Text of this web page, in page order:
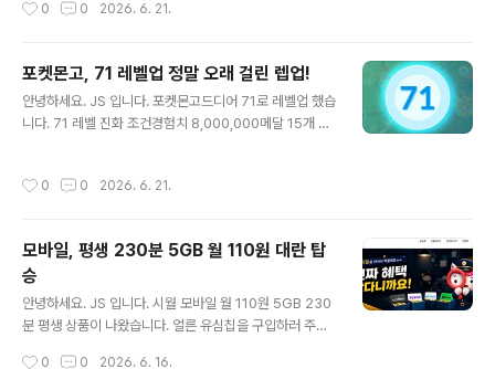
몬 프로모 카드를 수령하러 갔습니다.속초에 하나뿐이라
린지 도전하기 하시면 쉽게 진행이 가능합니다.운동 시작
증서 도착가장 중요한 챌린지 인증서 확인! 온라인 챌린지
성공 후 리워드 응모를 진행해야 합니다. 챌린지 리워드 유
저 코드 확인 후 응모 완료!오류 없이 완료되었습니다.차후
0 0 2026. 6. 21.
포켓몬고, 71 레벨업 정말 오래 걸린 렙업!
안녕하세요. JS 입니다. 포켓몬고드디어 71로 레벨업 했습
니다. 71 레벨 진화 조건경험치 8,000,000메달 15개 플
Nice 999회는 정말 어려웠습니다. 경험치는 충분 하지
니다. 72 레벨 과제루트 7일 연속 걷기효과가 굉장한 스페
셜 어택 200번 사용해서 배틀하기1,000,000 별의 모래
손에 넣기 72 레벨은 언제 달성하게 될까요?
0 0 2026. 6. 21.
모바일, 평생 230분 5GB 월 110원 대란 탑
승
안녕하세요. JS 입니다. 시월 모바일 월 110원 5GB 230
분 평생 상품이 나왔습니다. 얼른 유심칩을 구입하러 주변
0 0 2026. 6. 16.